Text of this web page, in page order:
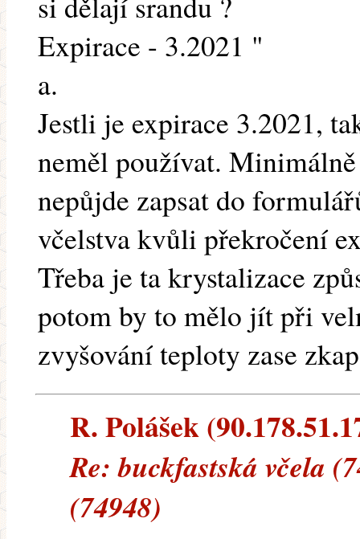
Expirace - 3.2021 "
a.
Jestli je expirace 3.2021,
neměl používat.
nepůjde zapsat do
včelstva kvůli překročení
Třeba je ta krystalizace
potom by to mělo jít při
zvyšování teploty zase
R. Polášek
Re: buckfastská včela
(74948)